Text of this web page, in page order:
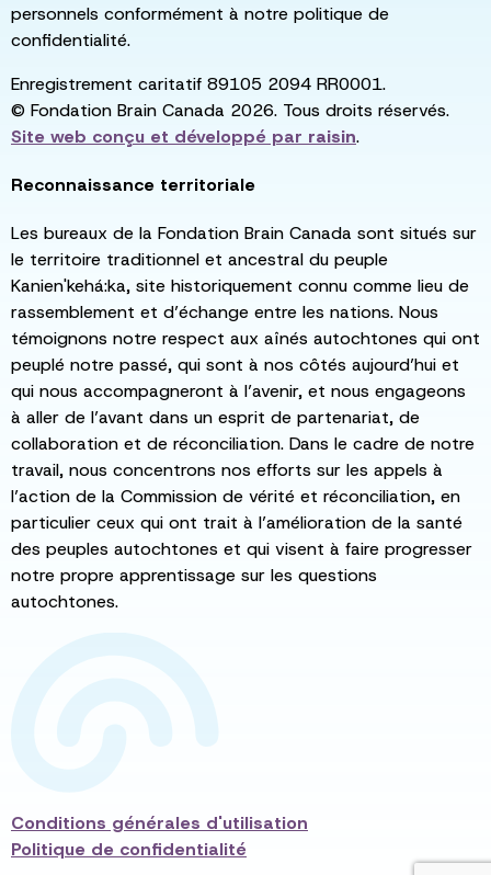
personnels conformément à notre politique de
confidentialité.
Enregistrement caritatif 89105 2094 RR0001.
© Fondation Brain Canada 2026. Tous droits réservés.
Site web conçu et développé par raisin.
Reconnaissance territoriale
Les bureaux de la Fondation Brain Canada sont situés sur
le territoire traditionnel et ancestral du peuple
Kanien'kehá:ka, site historiquement connu comme lieu de
rassemblement et d’échange entre les nations. Nous
témoignons notre respect aux aînés autochtones qui ont
peuplé notre passé, qui sont à nos côtés aujourd’hui et
qui nous accompagneront à l’avenir, et nous engageons
à aller de l’avant dans un esprit de partenariat, de
collaboration et de réconciliation. Dans le cadre de notre
travail, nous concentrons nos efforts sur les appels à
l’action de la Commission de vérité et réconciliation, en
particulier ceux qui ont trait à l’amélioration de la santé
des peuples autochtones et qui visent à faire progresser
notre propre apprentissage sur les questions
autochtones.
Conditions générales d'utilisation
Politique de confidentialité